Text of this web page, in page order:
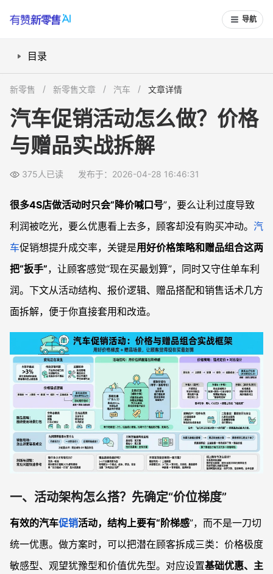
导航
目录
三、赠品组合怎么搭？围绕“使用场景”打包
四、销售现场怎么用方案？话术与节奏示例
汽车促销活动要降价多少才算有吸引力？
赠品是送越多越好吗？
新零售 新零售文章 汽车 文章详情
汽车促销活动怎么做？价格
与赠品实战拆解
375人已读 发布于：2026-04-28 16:46:31
很多4S店做活动时只会“降价喊口号”，要么让利过度导致
利润被吃光，要么优惠看上去多，顾客却没有购买冲动。 汽
车促销想提升成交率，关键是用好价格策略和赠品组合这两
把“扳手”，让顾客感觉“现在买最划算”，同时又守住单车利
润。下文从活动结构、报价逻辑、赠品搭配和销售话术几方
面拆解，便于你直接套用和改造。
一、活动架构怎么搭？先确定“价位梯度”
有效的汽车促销活动，结构上要有“阶梯感”，而不是一刀切
统一优惠。做方案时，可以把潜在顾客拆成三类：价格极度
敏感型、观望犹豫型和价值优先型。对应设置基础优惠、主